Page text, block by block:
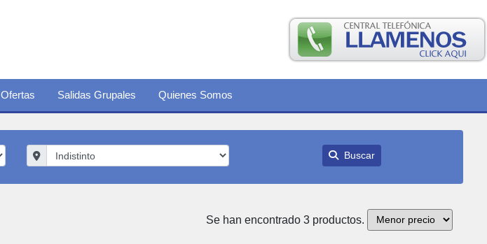
Ofertas Salidas Grupales Quienes Somos
Buscar
Se han encontrado 3 productos.